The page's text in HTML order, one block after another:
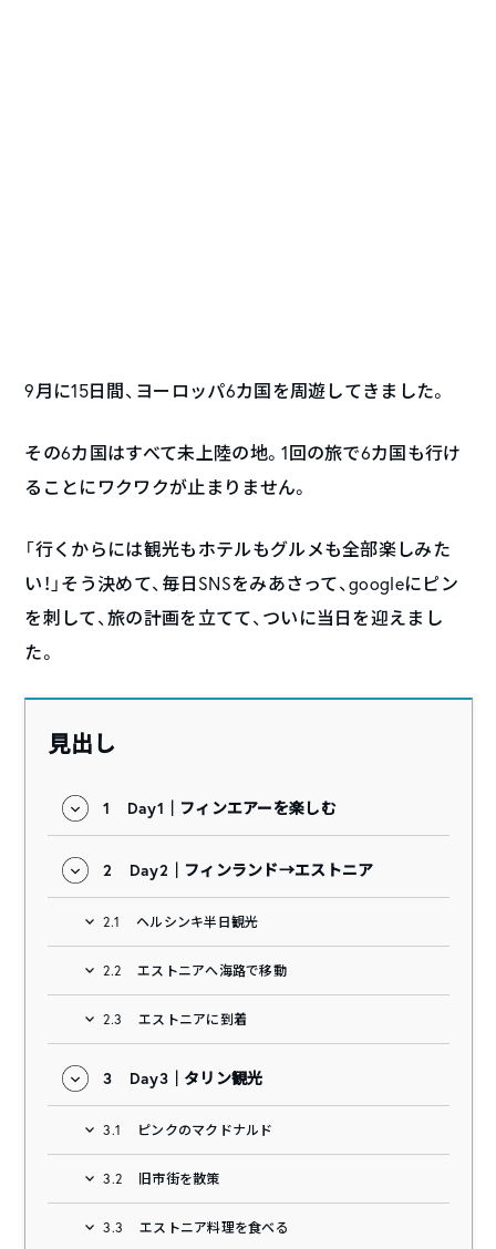
9月に15日間、ヨーロッパ6カ国を周遊してきました。
その6カ国はすべて未上陸の地。1回の旅で6カ国も行け
ることにワクワクが止まりません。
「行くからには観光もホテルもグルメも全部楽しみた
い！」そう決めて、毎日SNSをみあさって、googleにピン
を刺して、旅の計画を立てて、ついに当日を迎えまし
た。
見出し
1 Day1｜フィンエアーを楽しむ
2 Day2｜フィンランド→エストニア
2.1 ヘルシンキ半日観光
2.2 エストニアへ海路で移動
2.3 エストニアに到着
3 Day3｜タリン観光
3.1 ピンクのマクドナルド
3.2 旧市街を散策
3.3 エストニア料理を食べる